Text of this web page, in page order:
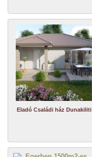
Eladó Családi ház Dunakiliti